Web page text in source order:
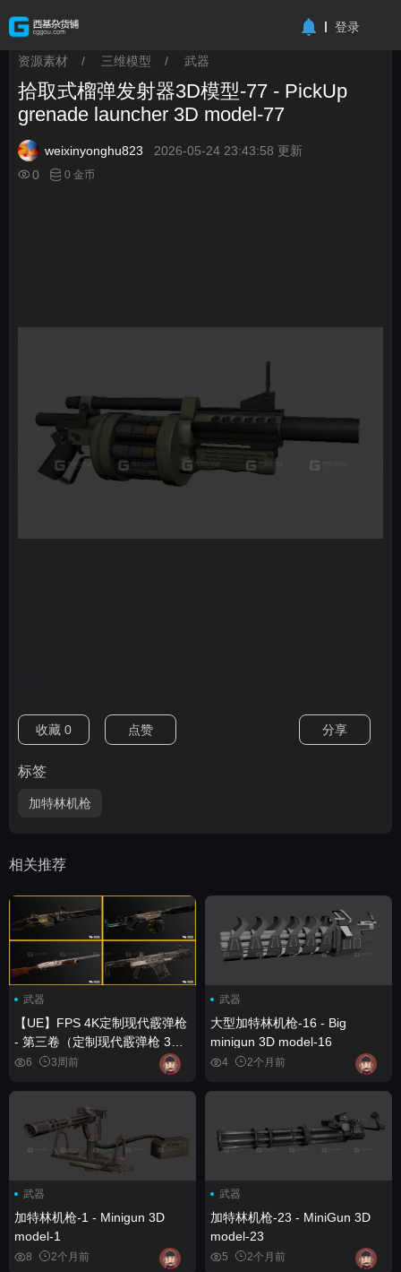
登录
资源素材 / 三维模型 / 武器
拾取式榴弹发射器3D模型-77 - PickUp
grenade launcher 3D model-77
weixinyonghu823
2026-05-24 23:43:58 更新
0
0 金币
收藏 0 点赞 分享
标签
加特林机枪
相关推荐
武器
【UE】FPS 4K定制现代霰弹枪
- 第三卷（定制现代霰弹枪 3D
武器模型） FPS 4K Custom
Shotgun Weapon 3D)
6 3周前
武器
大型加特林机枪-16 - Big
minigun 3D model-16
4 2个月前
武器
加特林机枪-1 - Minigun 3D
model-1
8 2个月前
武器
加特林机枪-23 - MiniGun 3D
model-23
5 2个月前